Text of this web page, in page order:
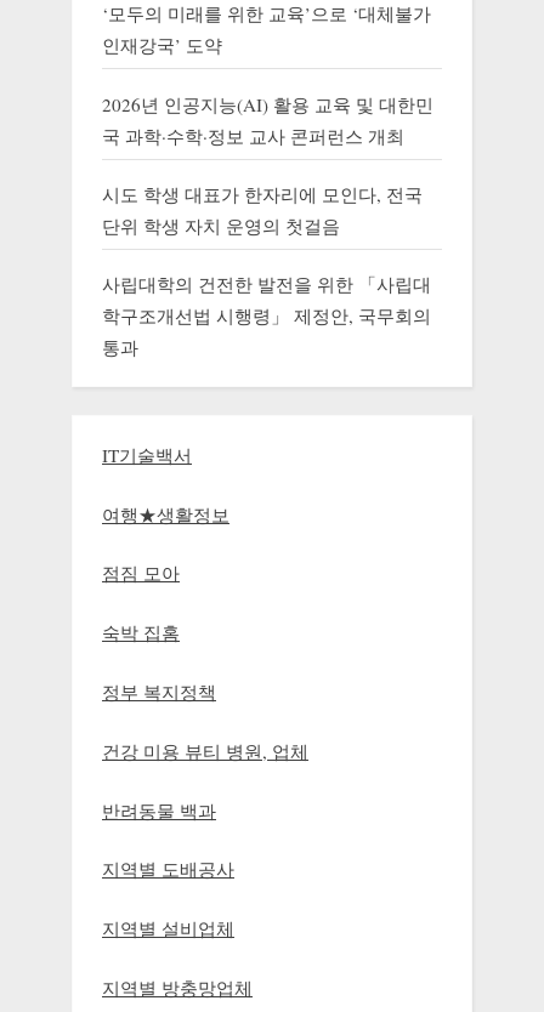
‘모두의 미래를 위한 교육’으로 ‘대체불가
인재강국’ 도약
2026년 인공지능(AI) 활용 교육 및 대한민
국 과학·수학·정보 교사 콘퍼런스 개최
시도 학생 대표가 한자리에 모인다, 전국
단위 학생 자치 운영의 첫걸음
사립대학의 건전한 발전을 위한 「사립대
학구조개선법 시행령」 제정안, 국무회의
통과
IT기술백서
여행★생활정보
점짐 모아
숙박 집홈
정부 복지정책
건강 미용 뷰티 병원, 업체
반려동물 백과
지역별 도배공사
지역별 설비업체
지역별 방충망업체